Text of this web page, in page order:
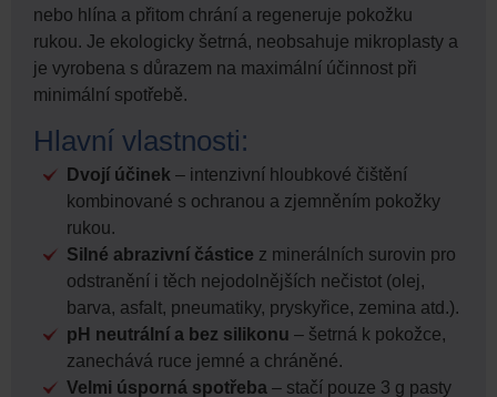
nebo hlína a přitom chrání a regeneruje pokožku
rukou. Je ekologicky šetrná, neobsahuje mikroplasty a
je vyrobena s důrazem na maximální účinnost při
minimální spotřebě.
Hlavní vlastnosti:
Dvojí účinek – intenzivní hloubkové čištění
kombinované s ochranou a zjemněním pokožky
rukou.
Silné abrazivní částice z minerálních surovin pro
odstranění i těch nejodolnějších nečistot (olej,
barva, asfalt, pneumatiky, pryskyřice, zemina atd.).
pH neutrální a bez silikonu – šetrná k pokožce,
zanechává ruce jemné a chráněné.
Velmi úsporná spotřeba – stačí pouze 3 g pasty